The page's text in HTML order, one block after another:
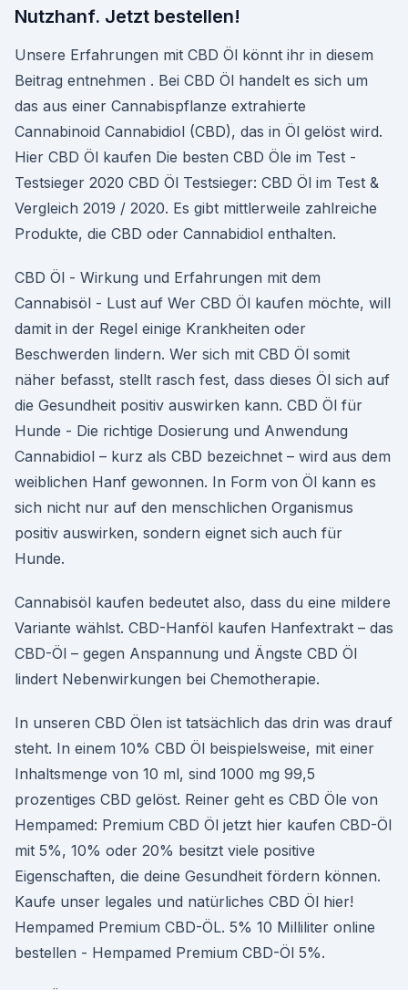
Nutzhanf. Jetzt bestellen!
Unsere Erfahrungen mit CBD Öl könnt ihr in diesem
Beitrag entnehmen . Bei CBD Öl handelt es sich um
das aus einer Cannabispflanze extrahierte
Cannabinoid Cannabidiol (CBD), das in Öl gelöst wird.
Hier CBD Öl kaufen Die besten CBD Öle im Test -
Testsieger 2020 CBD Öl Testsieger: CBD Öl im Test &
Vergleich 2019 / 2020. Es gibt mittlerweile zahlreiche
Produkte, die CBD oder Cannabidiol enthalten.
CBD Öl - Wirkung und Erfahrungen mit dem
Cannabisöl - Lust auf Wer CBD Öl kaufen möchte, will
damit in der Regel einige Krankheiten oder
Beschwerden lindern. Wer sich mit CBD Öl somit
näher befasst, stellt rasch fest, dass dieses Öl sich auf
die Gesundheit positiv auswirken kann. CBD Öl für
Hunde - Die richtige Dosierung und Anwendung
Cannabidiol – kurz als CBD bezeichnet – wird aus dem
weiblichen Hanf gewonnen. In Form von Öl kann es
sich nicht nur auf den menschlichen Organismus
positiv auswirken, sondern eignet sich auch für
Hunde.
Cannabisöl kaufen bedeutet also, dass du eine mildere
Variante wählst. CBD-Hanföl kaufen Hanfextrakt – das
CBD-Öl – gegen Anspannung und Ängste CBD Öl
lindert Nebenwirkungen bei Chemotherapie.
In unseren CBD Ölen ist tatsächlich das drin was drauf
steht. In einem 10% CBD Öl beispielsweise, mit einer
Inhaltsmenge von 10 ml, sind 1000 mg 99,5
prozentiges CBD gelöst. Reiner geht es CBD Öle von
Hempamed: Premium CBD Öl jetzt hier kaufen CBD-Öl
mit 5%, 10% oder 20% besitzt viele positive
Eigenschaften, die deine Gesundheit fördern können.
Kaufe unser legales und natürliches CBD Öl hier!
Hempamed Premium CBD-ÖL. 5% 10 Milliliter online
bestellen - Hempamed Premium CBD-Öl 5%.